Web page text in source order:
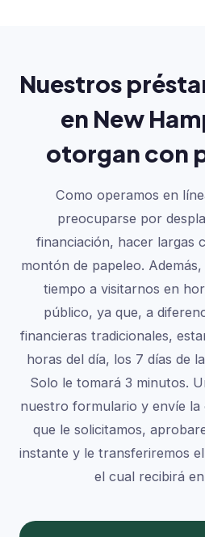
Nuestros
en New
otorgan con
Como operamos en
preocuparse por
financiación, hacer largas
montón de papeleo.
tiempo a visitarnos en
público, ya que, a
financieras tradicionales,
horas del día, los 7 días de
Solo le tomará 3 minutos.
nuestro formulario y envíe la
que le solicitamos,
instante y le transferiremos
el cual recibirá